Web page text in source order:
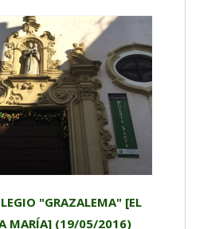
"GRAZALEMA" [EL
MARÍA] (19/05/2016)